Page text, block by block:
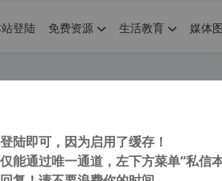
登陆 免费资源 生活教育 媒体
化特别版最后支
陆即可，因为启用了缓存！
能通过唯一通道，左下方菜单“私信